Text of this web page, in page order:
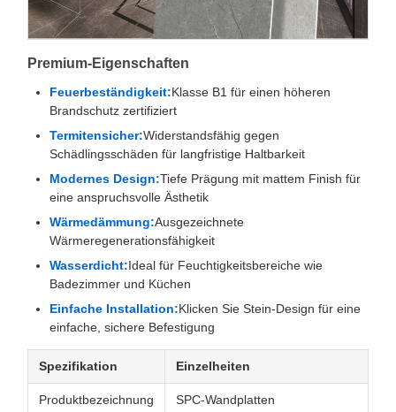
Premium-Eigenschaften
Feuerbeständigkeit:Klasse B1 für einen höheren
Brandschutz zertifiziert
Termitensicher:Widerstandsfähig gegen
Schädlingsschäden für langfristige Haltbarkeit
Modernes Design:Tiefe Prägung mit mattem Finish für
eine anspruchsvolle Ästhetik
Wärmedämmung:Ausgezeichnete
Wärmeregenerationsfähigkeit
Wasserdicht:Ideal für Feuchtigkeitsbereiche wie
Badezimmer und Küchen
Einfache Installation:Klicken Sie Stein-Design für eine
einfache, sichere Befestigung
Spezifikation Einzelheiten
Produktbezeichnung SPC-Wandplatten